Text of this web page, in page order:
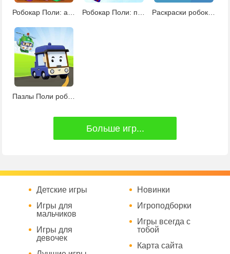
Робокар Поли: автомойка Робокар Поли: поиск звезд Раскраски робокар Поли
Пазлы Поли робокар
Больше игр...
Детские игры
Игры для
мальчиков
Игры для
девочек
Новинки
Игроподборки
Игры всегда с
тобой
Карта сайта